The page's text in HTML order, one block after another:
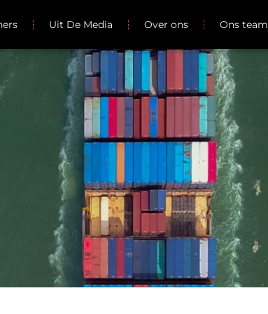
Uit De Media Over ons Ons team